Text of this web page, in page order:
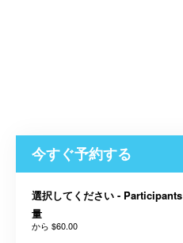
今すぐ予約する
選択してください - Participants
量
から $60.00